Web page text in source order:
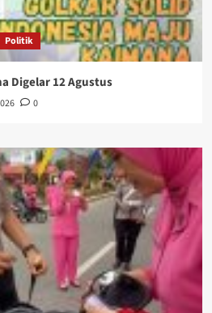
Politik
Digelar 12 Agustus
0